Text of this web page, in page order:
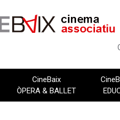
CineBaix
ÒPERA & BALLET